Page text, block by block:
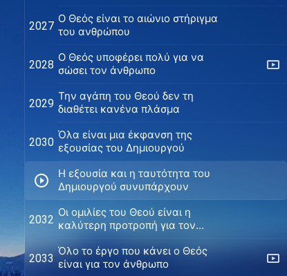
2027
Ο Θεός είναι το αιώνιο στήριγμα
του ανθρώπου
2028
O Θεός υποφέρει πολύ για να
σώσει τον άνθρωπο
2029
Την αγάπη του Θεού δεν τη
διαθέτει κανένα πλάσμα
2030
Όλα είναι μια έκφανση της
εξουσίας του Δημιουργού
Η εξουσία και η ταυτότητα του
Δημιουργού συνυπάρχουν
2032
Οι ομιλίες του Θεού είναι η
καλύτερη προτροπή για τον
2033
Όλο το έργο που κάνει ο Θεός
είναι για τον άνθρωπο